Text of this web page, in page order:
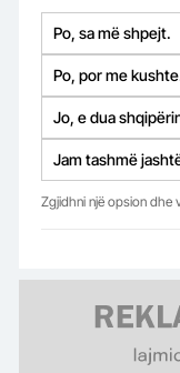
Po, sa më shpejt.
Po, por me
Jo, e dua
Jam tashmë
Zgjidhni një opsion dhe